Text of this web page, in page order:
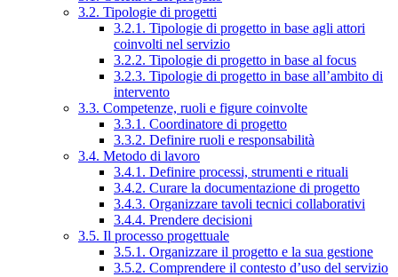
3.2. Tipologie di progetti
3.2.1. Tipologie di progetto in base agli attori
coinvolti nel servizio
3.2.2. Tipologie di progetto in base al focus
3.2.3. Tipologie di progetto in base all’ambito di
intervento
3.3. Competenze, ruoli e figure coinvolte
3.3.1. Coordinatore di progetto
3.3.2. Definire ruoli e responsabilità
3.4. Metodo di lavoro
3.4.1. Definire processi, strumenti e rituali
3.4.2. Curare la documentazione di progetto
3.4.3. Organizzare tavoli tecnici collaborativi
3.4.4. Prendere decisioni
3.5. Il processo progettuale
3.5.1. Organizzare il progetto e la sua gestione
3.5.2. Comprendere il contesto d’uso del servizio